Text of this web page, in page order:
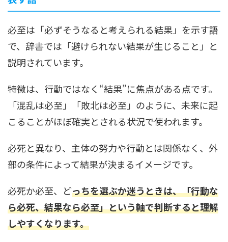
必至は「必ずそうなると考えられる結果」を示す語
で、辞書では「避けられない結果が生じること」と
説明されています。
特徴は、行動ではなく“結果”に焦点がある点です。
「混乱は必至」「敗北は必至」のように、未来に起
こることがほぼ確実とされる状況で使われます。
必死と異なり、主体の努力や行動とは関係なく、外
部の条件によって結果が決まるイメージです。
必死か必至、どっちを選ぶか迷うときは、「行動な
ら必死、結果なら必至」という軸で判断すると理解
しやすくなります。